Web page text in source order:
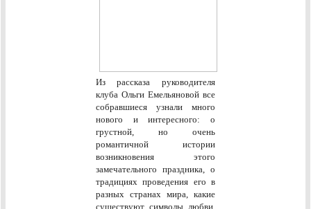
Из рассказа руководителя
клуба Ольги Емельяновой все
собравшиеся узнали много
нового и интересного: о
грустной, но очень
романтичной истории
возникновения этого
замечательного праздника, о
традициях проведения его в
разных странах мира, какие
существуют символы любви,